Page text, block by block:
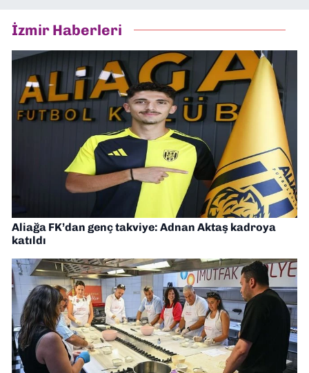
İzmir Haberleri
Aliağa FK’dan genç takviye: Adnan Aktaş kadroya
katıldı